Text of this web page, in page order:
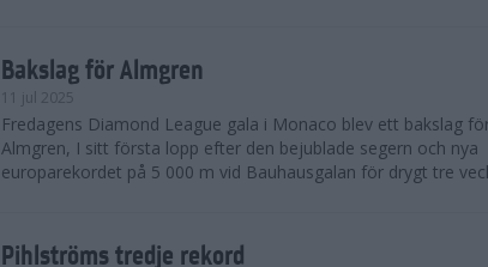
Bakslag för Almgren
11 jul 2025
Fredagens Diamond League gala i Monaco blev ett bakslag
Almgren, I sitt första lopp efter den bejublade segern och nya
europarekordet på 5 000 m vid Bauhausgalan för drygt tre
Pihlströms tredje rekord